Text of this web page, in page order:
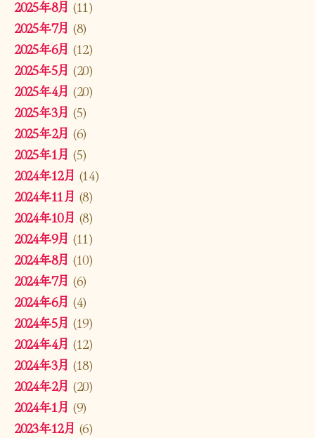
2025年8月 (11)
2025年7月 (8)
2025年6月 (12)
2025年5月 (20)
2025年4月 (20)
2025年3月 (5)
2025年2月 (6)
2025年1月 (5)
2024年12月 (14)
2024年11月 (8)
2024年10月 (8)
2024年9月 (11)
2024年8月 (10)
2024年7月 (6)
2024年6月 (4)
2024年5月 (19)
2024年4月 (12)
2024年3月 (18)
2024年2月 (20)
2024年1月 (9)
2023年12月 (6)